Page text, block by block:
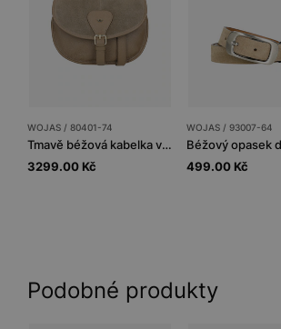
WOJAS / 80401-74
Tmavě béžová kabelka ve tvaru půlměsíce
3299.00 Kč
WOJAS / 93007-64
499.00 Kč
Podobné produkty